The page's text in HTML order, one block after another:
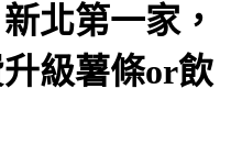
北第一家，
級薯條or飲